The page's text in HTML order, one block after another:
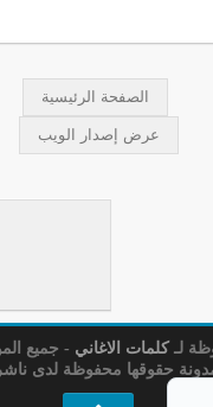
الصفحة الرئيسية
عرض إصدار الويب
لـكلمات الاغاني - جميع
حقوقها محفوظة لدى